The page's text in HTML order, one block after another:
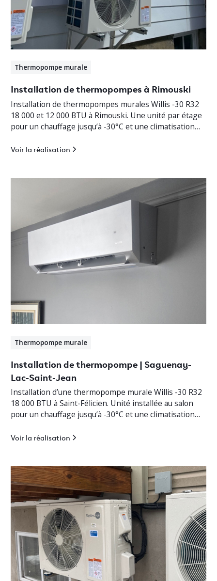
Thermopompe murale
Installation de thermopompes à Rimouski
Installation de thermopompes murales Willis -30 R32
18 000 et 12 000 BTU à Rimouski. Une unité par étage
pour un chauffage jusqu’à -30°C et une climatisation
Voir la réalisation
Thermopompe murale
Installation de thermopompe | Saguenay-
Lac-Saint-Jean
Installation d’une thermopompe murale Willis -30 R32
18 000 BTU à Saint-Félicien. Unité installée au salon
pour un chauffage jusqu’à -30°C et une climatisation
Voir la réalisation